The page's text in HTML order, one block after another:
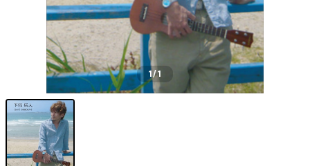
1/1